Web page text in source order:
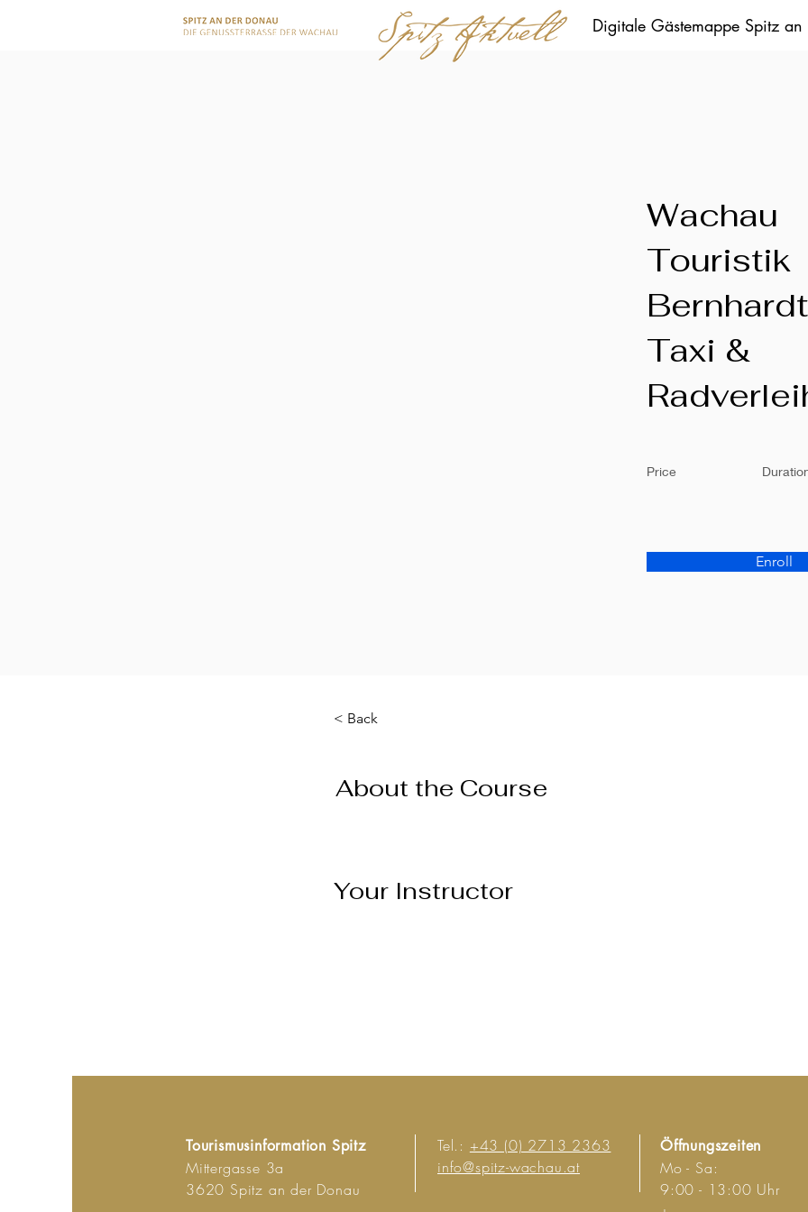
Digitale Gästemappe Spitz
Wachau
Touristik
Taxi &
Price
Enroll
< Back
About the Course
Your Instructor
Tourismusinformation Spitz
Mittergasse 3a
3620 Spitz an der Donau
Tel.: +43 (0) 2713 2363
info@spitz-wachau.at
Öffnungszeiten
Mo - Sa:
9:00 - 13:00 Uhr